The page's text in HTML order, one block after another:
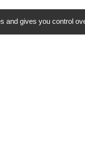
and gives you control